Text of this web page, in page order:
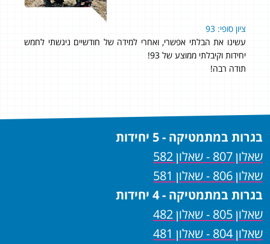
ציון סופי: 93
עשינו את הבלתי אפשרי, ואחרי למידה של חודשיים ניגשתי לחמש
יחידות וקיבלתי ממוצע של 93!
תודה רבה!
בגרות במתמטיקה - 5 יחידות
שאלון 807 - שאלון 582
שאלון 806 - שאלון 581
בגרות במתמטיקה - 4 יחידות
שאלון 805 - שאלון 482
שאלון 804 - שאלון 481